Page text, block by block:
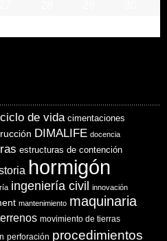
ciclo de vida cimentaciones
DIMALIFE docencia
estructuras de contención
hormigón
ingeniería civil innovación
mantenimiento maquinaria
movimiento de tierras
perforación procedimientos